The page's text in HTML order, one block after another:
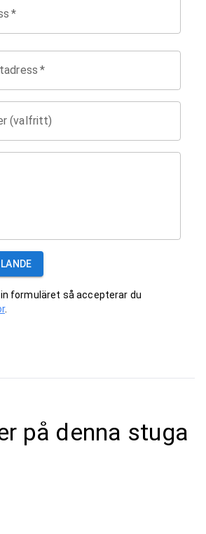
*
*
(valfritt)
formuläret så accepterar du
.
på denna stuga